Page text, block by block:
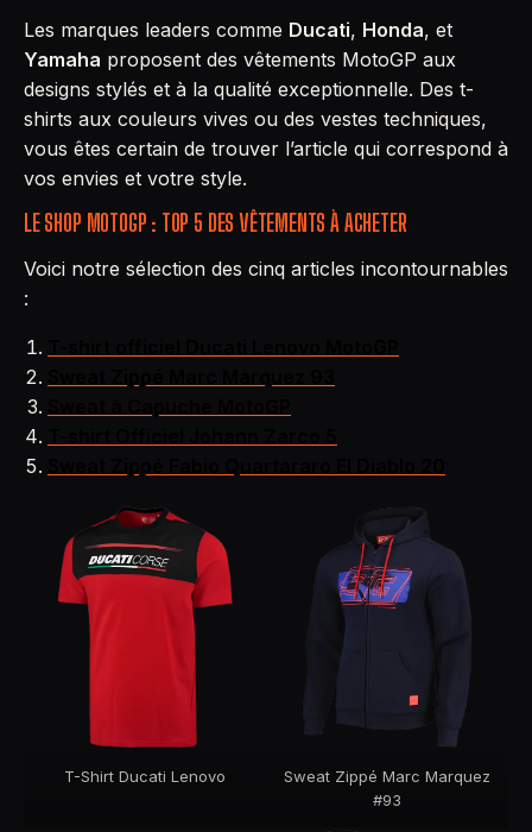
Les marques leaders comme Ducati, Honda, et
Yamaha proposent des vêtements MotoGP aux
designs stylés et à la qualité exceptionnelle. Des t-
shirts aux couleurs vives ou des vestes techniques,
vous êtes certain de trouver l’article qui correspond à
vos envies et votre style.
LE SHOP MOTOGP : TOP 5 DES VÊTEMENTS À ACHETER
Voici notre sélection des cinq articles incontournables
:
T-Shirt Ducati Lenovo
Sweat Zippé Marc Marquez
#93